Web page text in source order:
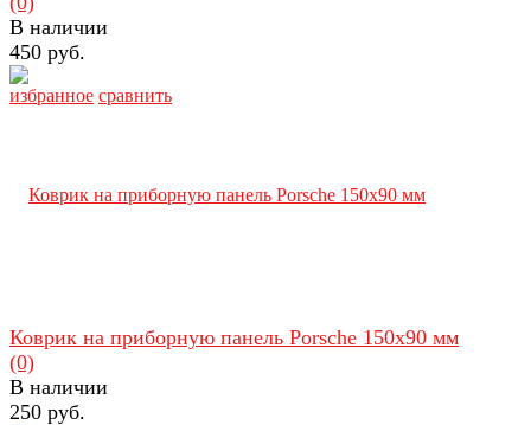
избранное сравнить
В наличии
450 руб.
Коврик на приборную панель Porsche 150х90 мм
(0)
В наличии
250 руб.